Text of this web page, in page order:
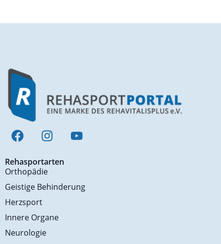
Rehasportarten
Orthopädie
Geistige Behinderung
Herzsport
Innere Organe
Neurologie